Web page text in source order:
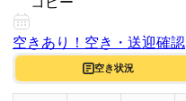
空きあり！ 空き・送迎確認
空き状況